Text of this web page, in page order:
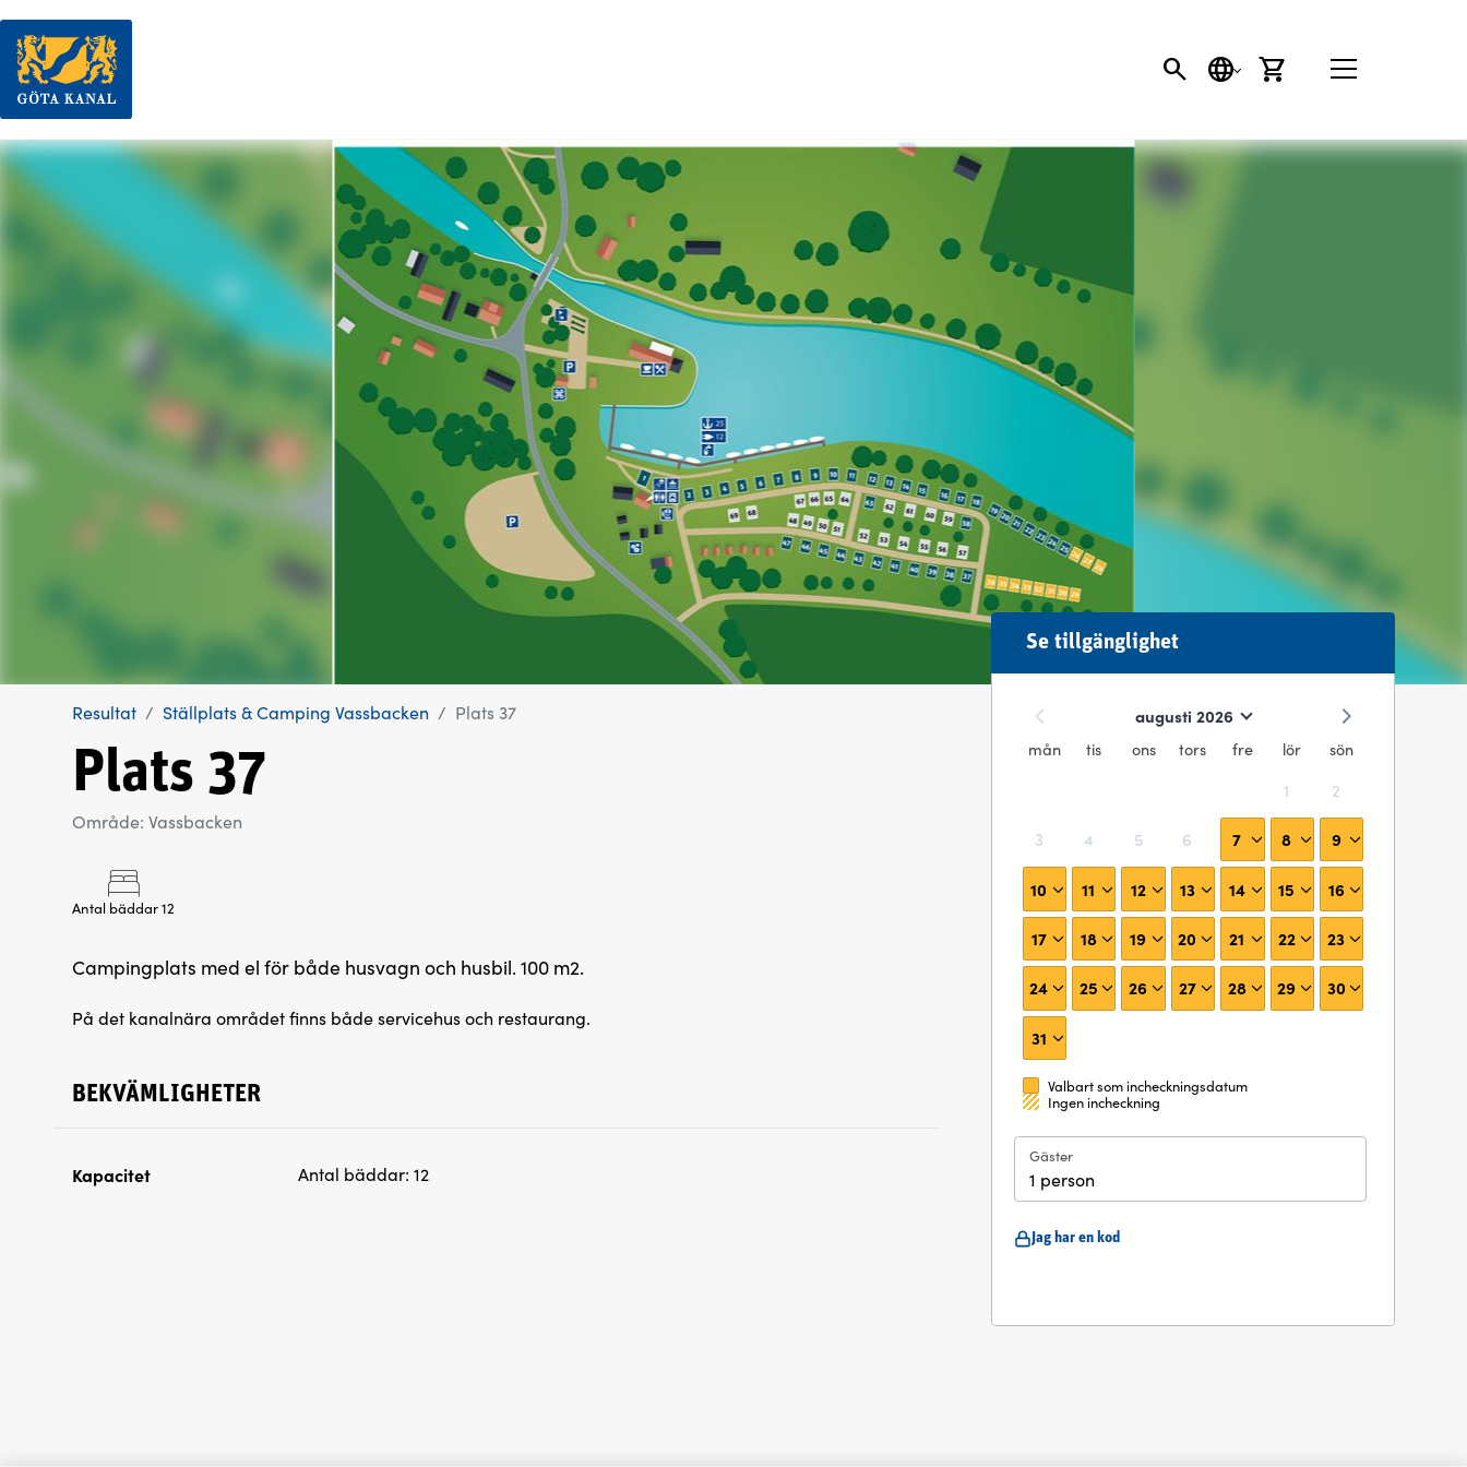
SÖKSPRÅKVARUKORG
Resultat Ställplats & Camping Vassbacken Plats 37
Plats 37
Område: Vassbacken
Antal bäddar 12
Campingplats med el för både husvagn och husbil. 100 m2.
På det kanalnära området finns både servicehus och restaurang.
BEKVÄMLIGHETER
Kapacitet Antal bäddar: 12
Se tillgänglighet
augusti 2026
mån tis ons tors fre lör
sön
1
2
3 4 5 6 7 8 9
10 11 12 13 14 15 16
17 18 19 20 21 22 23
24 25 26 27 28 29 30
31
Valbart som incheckningsdatum
Ingen incheckning
Gäster
1 person
Jag har en kod